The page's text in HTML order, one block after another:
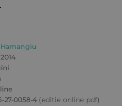
27-0058-4 (editie online pdf)